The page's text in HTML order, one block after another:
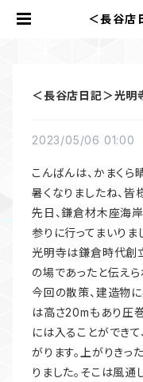
＜長谷店
＜長谷店日記＞光明
2023/05/06 01:00
こんばんは、かまくら
暑くなりましたね、皆
先日、鎌倉材木座海
参りに行ってまいりま
光明寺は鎌倉時代創
の場であったと伝えら
今回の散策、建造物
は高さ20mもあり圧
には入ることができ
がります。上がりき
りました。そこは風